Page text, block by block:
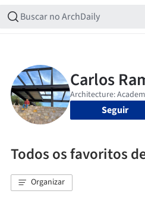
Seguir
Todos os favoritos
Organizar